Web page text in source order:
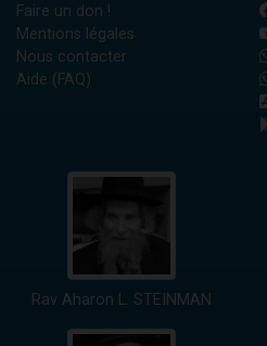
Faire un don !
Mentions légales
Nous contacter
Aide (FAQ)
Rav Aharon L. STEINMAN